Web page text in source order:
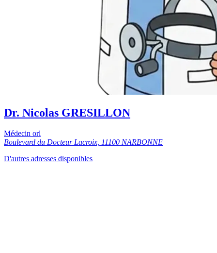
Dr. Nicolas GRESILLON
Médecin orl
Boulevard du Docteur Lacroix, 11100 NARBONNE
D'autres adresses disponibles